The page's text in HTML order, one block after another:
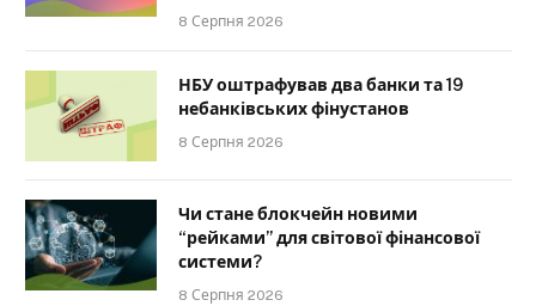
8 Серпня 2026
НБУ оштрафував два банки та 19
небанківських фінустанов
8 Серпня 2026
Чи стане блокчейн новими
“рейками” для світової фінансової
системи?
8 Серпня 2026